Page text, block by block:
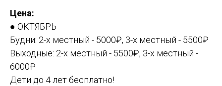
Цена:
● ОКТЯБРЬ
Будни: 2-х местный - 5000₽, 3-х местный - 5500₽
Выходные: 2-х местный - 5500₽, 3-х местный -
6000₽
Дети до 4 лет бесплатно!